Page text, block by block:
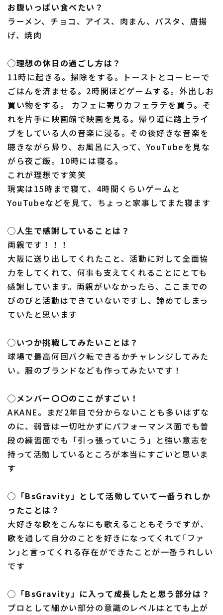
お腹いっぱい食べたい？
ラーメン、チョコ、アイス、肉まん、パスタ、唐揚
げ、焼肉
◯理想の休日の過ごし方は？
11時に起きる。掃除をする。トーストとコーヒーで
ごはんを済ませる。2時間ほどゲームする。外出しお
買い物をする。 カフェに寄りカフェラテを買う。そ
れを片手に映画館で映画を見る。帰り道に路上ライ
ブをしている人の音楽に浸る。その後好きな音楽を
聴きながら帰り、お風呂に入って、YouTubeを見な
がら夜ご飯。10時には寝る。
これが理想です笑笑
現実は15時まで寝て、4時間くらいゲームと
YouTubeなどを見て、ちょっと家事してまた寝ます
◯人生で感謝していることは？
両親です！！！
大阪に送り出してくれたこと、活動に対して全面協
力をしてくれて、何事も支えてくれることにとても
感謝しています。両親がいなかったら、ここまでの
びのびと活動はできていないですし、諦めてしまっ
ていたと思います
◯いつか挑戦してみたいことは？
球場で最高何回バク転できるかチャレンジしてみた
い。服のブランドなども作ってみたいです！
◯メンバー〇〇のここがすごい！
AKANE。まだ2年目で分からないことも多いはずな
のに、弱音は一切吐かずにパフォーマンス面でも普
段の練習面でも「引っ張っていこう」と強い意志を
持って活動しているところが本当にすごいと思いま
す
◯「BsGravity」として活動していて一番うれしか
ったことは？
大好きな歌をこんなにも歌えることもそうですが、
歌を通して自分のことを好きになってくれて｢ファ
ン｣と言ってくれる存在ができたことが一番うれしい
です
◯「BsGravity」に入って成長したと思う部分は？
プロとして細かい部分の意識のレベルはとても上が